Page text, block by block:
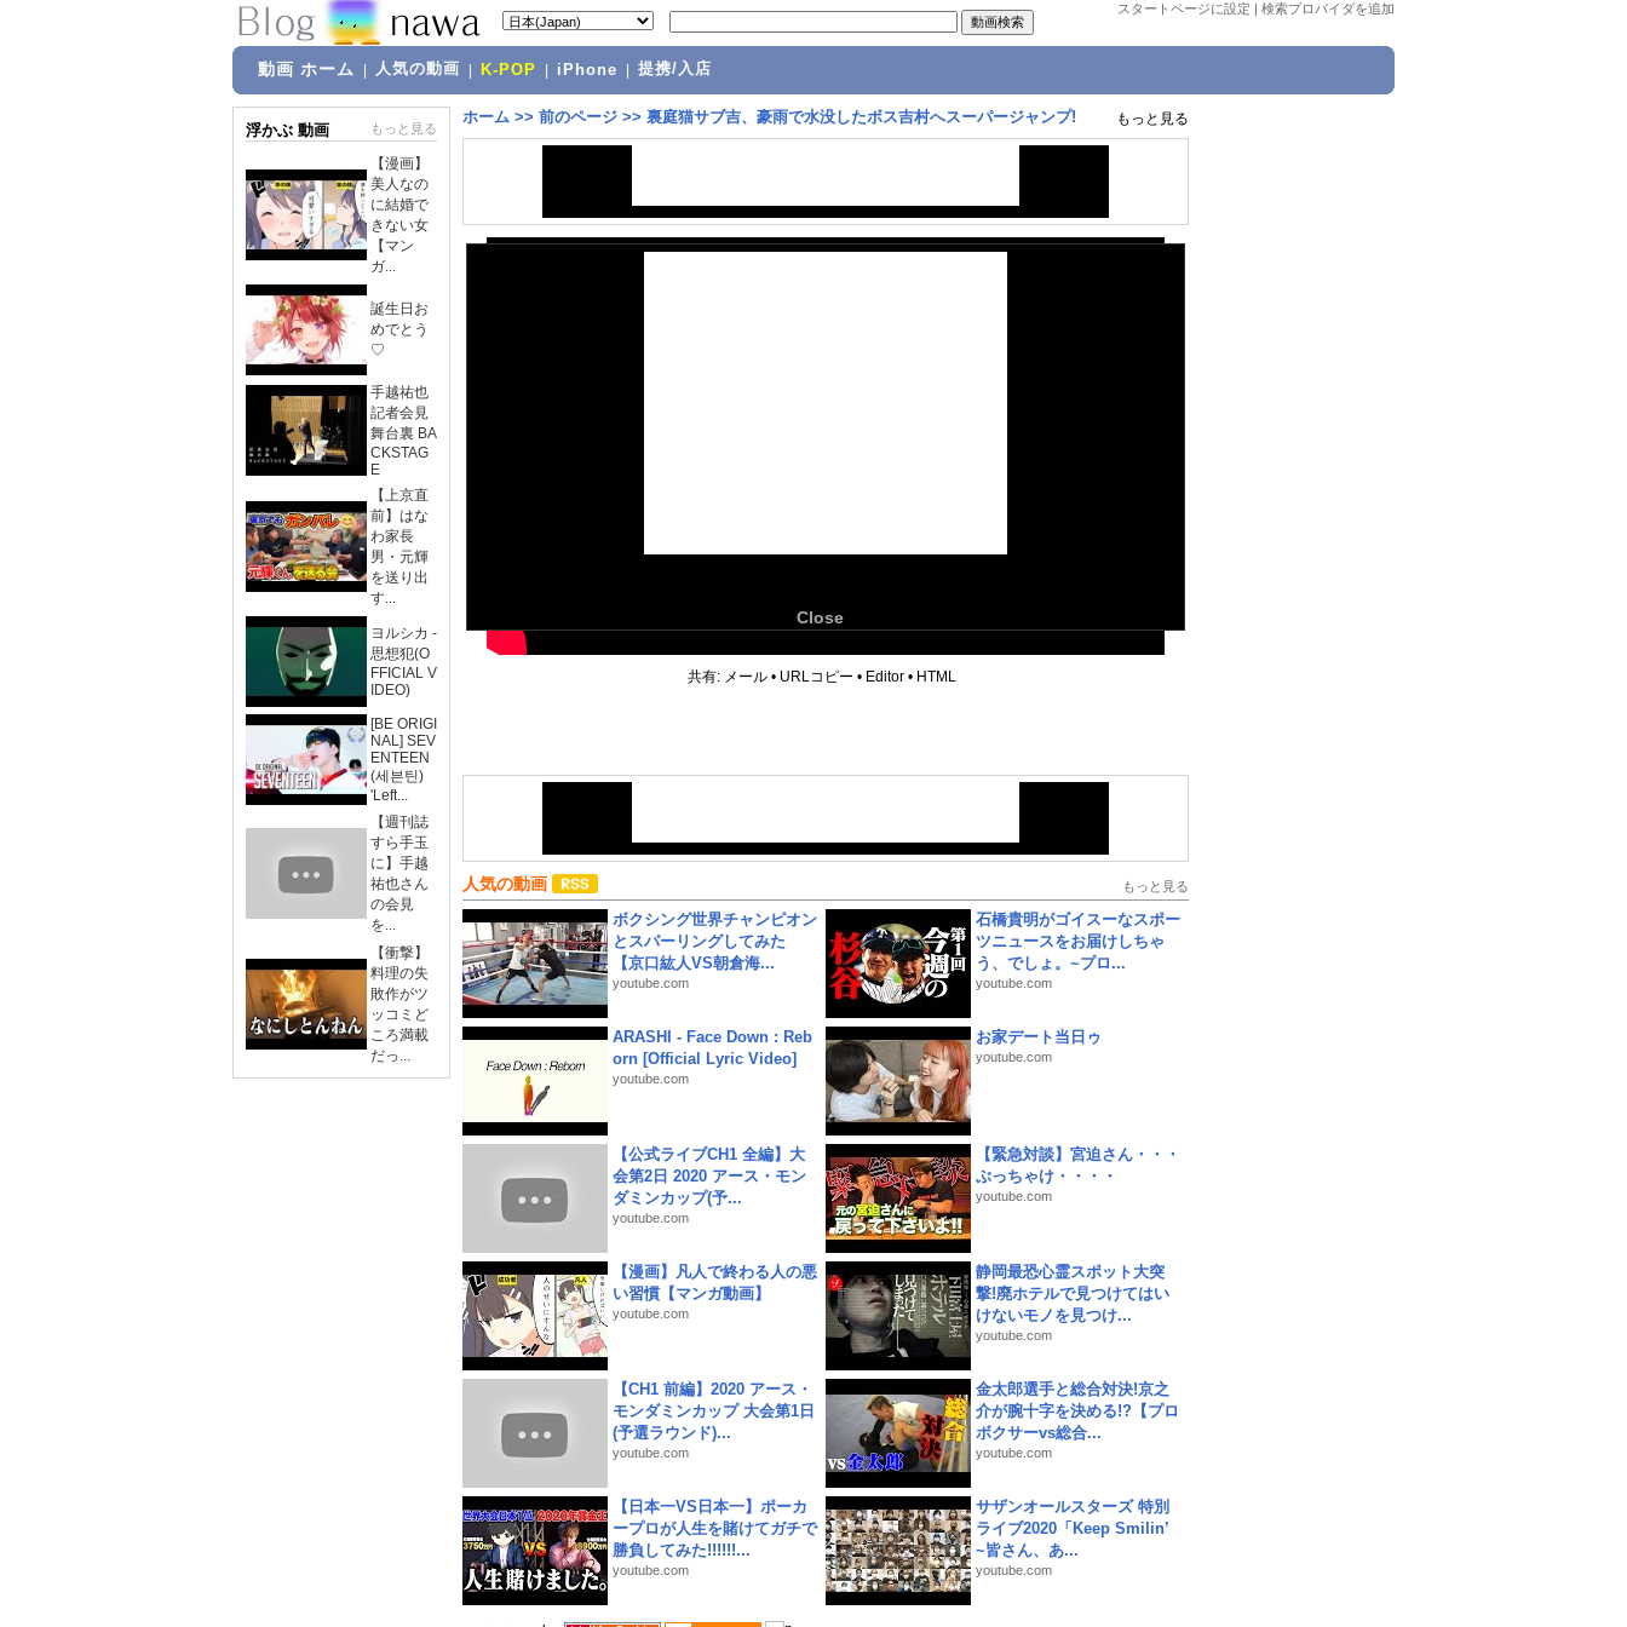
スタートページに設定 | 検索プロバイダを追加
動画 ホーム 人気の動画 K-POP iPhone 提携/入店
浮かぶ 動画 もっと見る
【漫画】
美人なの
に結婚で
きない女
【マン
ガ...
誕生日お
めでとう
♡
手越祐也
記者会見
舞台裏 BA
CKSTAG
E
【上京直
前】はな
わ家長
男・元輝
を送り出
す...
ヨルシカ -
思想犯(O
FFICIAL V
IDEO)
[BE ORIGI
NAL] SEV
ENTEEN
(세븐틴)
'Left...
【週刊誌
すら手玉
に】手越
祐也さん
の会見
を...
【衝撃】
料理の失
敗作がツ
ッコミど
ころ満載
だっ...
ホーム >> 前のページ >> 裏庭猫サブ吉、豪雨で水没したボス吉村へスーパージャンプ! もっと見る
Close
共有: メール • URLコピー • Editor • HTML
人気の動画 もっと見る
ボクシング世界チャンピオン
とスパーリングしてみた
【京口紘人VS朝倉海...
youtube.com
石橋貴明がゴイスーなスポー
ツニュースをお届けしちゃ
う、でしょ。~プロ...
youtube.com
ARASHI - Face Down : Reb
orn [Official Lyric Video]
youtube.com
お家デート当日ゥ
youtube.com
【公式ライブCH1 全編】大
会第2日 2020 アース・モン
ダミンカップ(予...
youtube.com
【緊急対談】宮迫さん・・・
ぶっちゃけ・・・・
youtube.com
【漫画】凡人で終わる人の悪
い習慣【マンガ動画】
youtube.com
静岡最恐心霊スポット大突
撃!廃ホテルで見つけてはい
けないモノを見つけ...
youtube.com
【CH1 前編】2020 アース・
モンダミンカップ 大会第1日
(予選ラウンド)...
youtube.com
金太郎選手と総合対決!京之
介が腕十字を決める!?【プロ
ボクサーvs総合...
youtube.com
【日本一VS日本一】ポーカ
ープロが人生を賭けてガチで
勝負してみた!!!!!!...
youtube.com
サザンオールスターズ 特別
ライブ2020「Keep Smilin’
~皆さん、あ...
youtube.com